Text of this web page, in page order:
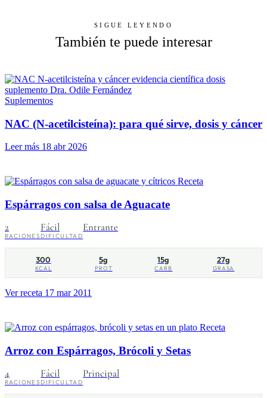
SIGUE LEYENDO
También te puede interesar
Suplementos
NAC (N-acetilcisteína): para qué sirve, dosis y cáncer
Leer más 18 abr 2026
Receta
Espárragos con salsa de Aguacate
2
RACIONES
Fácil
DIFICULTAD
Entrante
300
KCAL
5g
PROT
15g
CARB
27g
GRASA
Ver receta 17 mar 2011
Receta
Arroz con Espárragos, Brócoli y Setas
4
RACIONES
Fácil
DIFICULTAD
Principal